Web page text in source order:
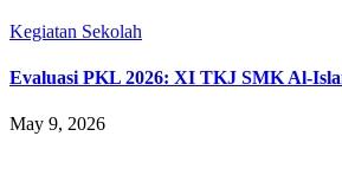
Kegiatan Sekolah
Evaluasi PKL 2026: XI TKJ SMK Al-
May 9, 2026